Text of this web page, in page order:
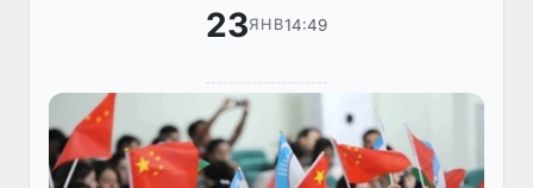
23ЯНВ14:49